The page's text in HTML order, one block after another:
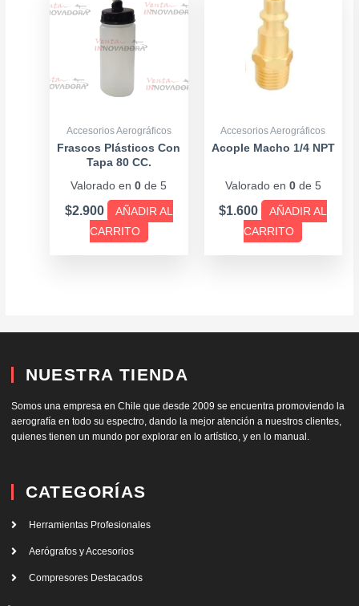
Accesorios Aerográficos
Frascos Plásticos Con
Tapa 80 CC.
Valorado en0 de 5
$2.900
AÑADIR AL
CARRITO
Accesorios Aerográficos
Acople Macho 1/4 NPT
Valorado en 0de 5
$1.600
AÑADIR AL
CARRITO
NUESTRA TIENDA
Somos una empresa en Chile que desde 2009 se encuentra promoviendo la
aerografía en todo su espectro, dando la mejor atención a nuestros clientes,
quienes tienen un mundo por explorar en lo artístico, y en lo manual.
CATEGORÍAS
Herramientas Profesionales
Aerógrafos y Accesorios
Compresores Destacados